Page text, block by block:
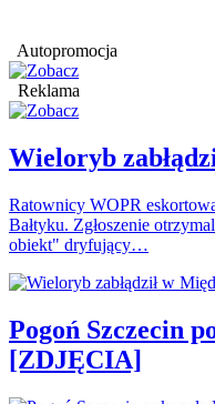
Autopromocja
Reklama
Wieloryb
Ratownicy WOPR
Bałtyku. Zgłoszenie
obiekt" dryfujący…
Pogoń Szczecin
[ZDJĘCIA]